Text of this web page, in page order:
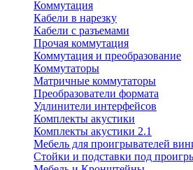
Коммутация
Кабели в нарезку
Кабели с разъемами
Прочая коммутация
Коммутация и преобразование
Коммутаторы
Матричные коммутаторы
Преобразователи формата
Удлинители интерфейсов
Комплекты акустики
Комплекты акустики 2.1
Мебель для проигрывателей
Стойки и подставки под